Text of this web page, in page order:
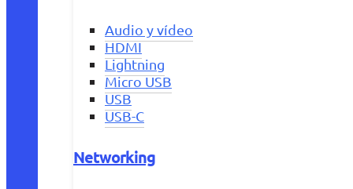
Audio y vídeo
HDMI
Lightning
Micro USB
USB
USB-C
Networking